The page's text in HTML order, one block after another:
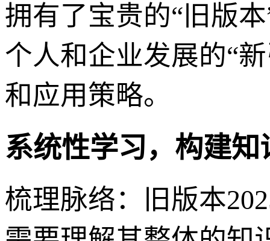
拥有了宝贵的“旧版
个人和企业发展的“
和应用策略。
系统性学习，构建知
梳理脉络：旧版本